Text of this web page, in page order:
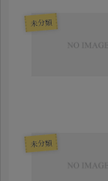
未分類
未分類